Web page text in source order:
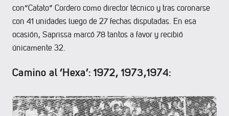
con“Catato” Cordero como director técnico y tras coronarse
con 41 unidades luego de 27 fechas disputadas. En esa
ocasión, Saprissa marcó 78 tantos a favor y recibió
únicamente 32.
Camino al ‘Hexa’: 1972, 1973,1974: